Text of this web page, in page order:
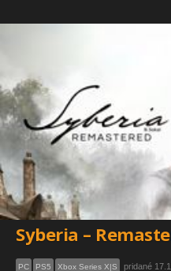
Syberia –
PC PS5 Xbox Series X|S pridané